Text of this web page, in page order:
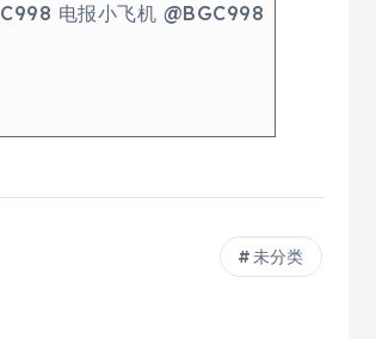
电报小飞机 @BGC998
未分类